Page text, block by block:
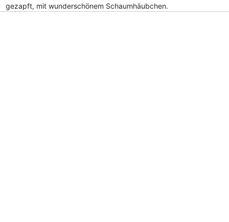
gezapft, mit wunderschönem Schaumhäubchen.